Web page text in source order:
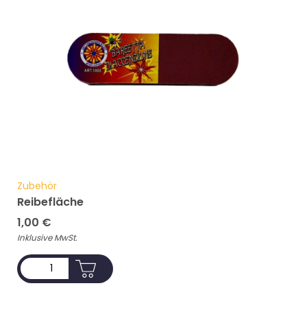
Zubehör
Reibefläche
1,00 €
Inklusive MwSt.